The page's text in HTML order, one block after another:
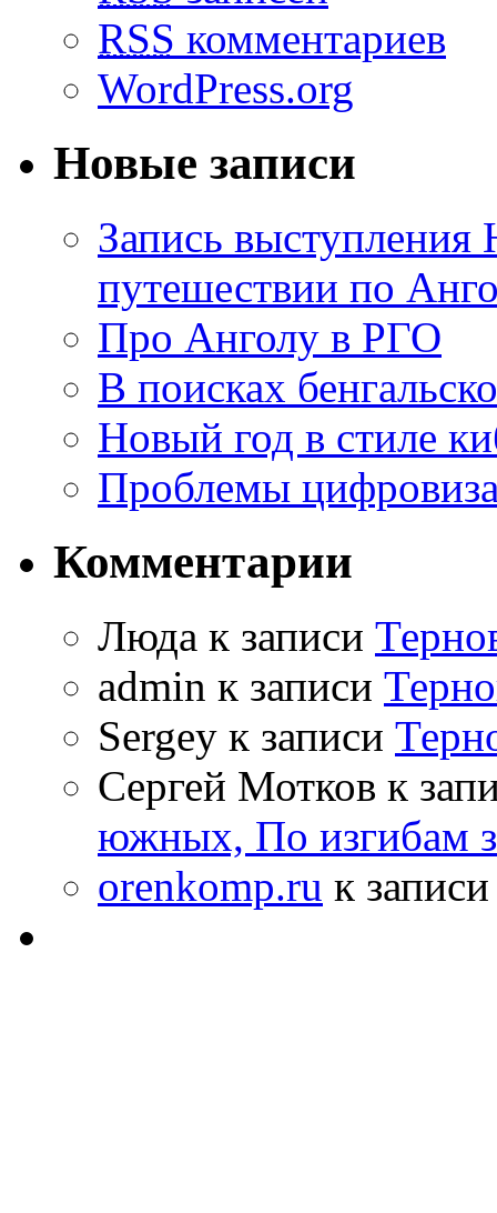
RSS комментариев
WordPress.org
Новые записи
Запись
путешествии по
Про Анголу в РГО
В поисках
Новый год в стиле
Проблемы
Комментарии
Люда к записи
admin к записи
Sergey к записи
Сергей Мотков к
южных, По изгибам
orenkomp.ru к